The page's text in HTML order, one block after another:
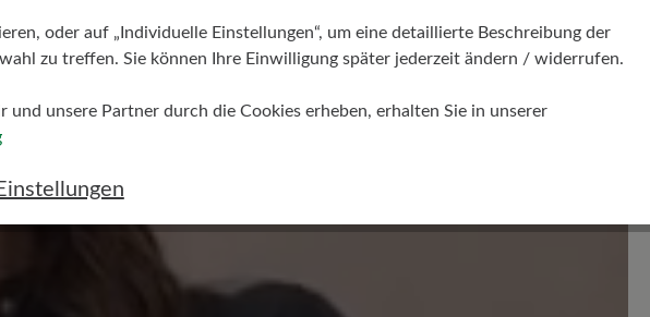
oder auf „Individuelle Einstellungen“, um eine detaillierte Beschreibung der
zu treffen. Sie können Ihre Einwilligung später jederzeit ändern / widerrufen.
unsere Partner durch die Cookies erheben, erhalten Sie in unserer